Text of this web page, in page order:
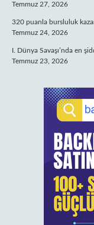
Temmuz 27, 2026
320 puanla bursluluk
Temmuz 24, 2026
I. Dünya Savaşı’nda en
Temmuz 23, 2026